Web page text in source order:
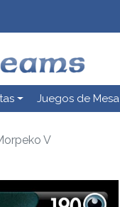
Juegos de Mesa
V